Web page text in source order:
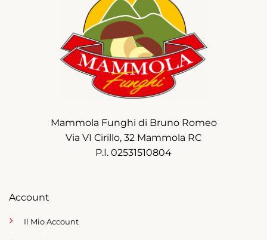
Mammola Funghi di Bruno Romeo
Via VI Cirillo, 32 Mammola RC
P.I. 02531510804
Account
Il Mio Account